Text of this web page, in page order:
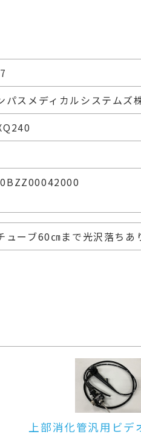
パスメディカルシステムズ
ューブ60㎝まで光沢落ちあ
上部消化管汎用ビ